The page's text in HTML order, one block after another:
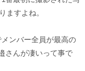
ますよね。
ンバー全員が最高の
さんが凄いって事で